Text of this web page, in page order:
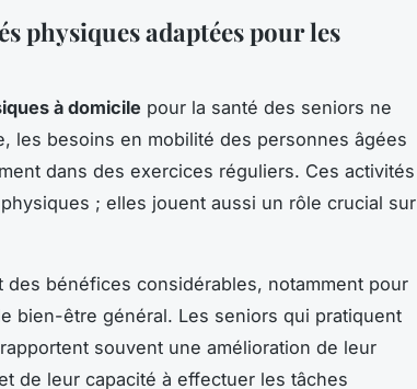
physiques adaptées pour les
à domicile pour la santé des seniors ne
les besoins en mobilité des personnes âgées
dans des exercices réguliers. Ces activités
; elles jouent aussi un rôle crucial sur
bénéfices considérables, notamment pour
bien-être général. Les seniors qui pratiquent
souvent une amélioration de leur
de leur capacité à effectuer les tâches